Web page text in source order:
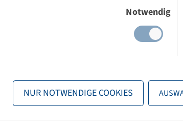
Notwendig
NUR NOTWENDIGE COOKIES